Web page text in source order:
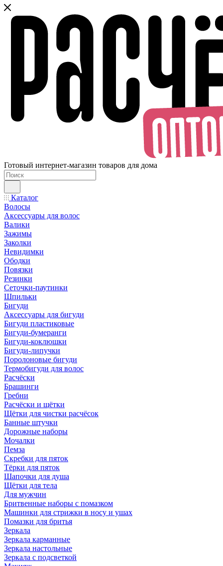
Готовый интернет-магазин товаров для дома
Каталог
Волосы
Аксессуары для волос
Валики
Зажимы
Заколки
Невидимки
Ободки
Повязки
Резинки
Сеточки-паутинки
Шпильки
Бигуди
Аксессуары для бигуди
Бигуди пластиковые
Бигуди-бумеранги
Бигуди-коклюшки
Бигуди-липучки
Поролоновые бигуди
Термобигуди для волос
Расчёски
Брашинги
Гребни
Расчёски и щётки
Щётки для чистки расчёсок
Банные штучки
Дорожные наборы
Мочалки
Пемза
Скребки для пяток
Тёрки для пяток
Шапочки для душа
Щётки для тела
Для мужчин
Бритвенные наборы с помазком
Машинки для стрижки в носу и ушах
Помазки для бритья
Зеркала
Зеркала карманные
Зеркала настольные
Зеркала с подсветкой